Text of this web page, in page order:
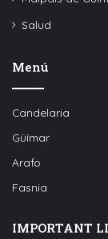
Salud
Menú
Candelaria
Güímar
Arafo
Fasnia
IMPORTANT